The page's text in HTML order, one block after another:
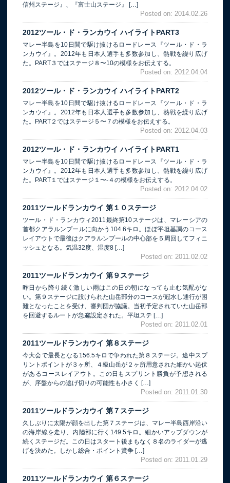
信州ステージ』、『富士山ステージ』 […]
Posted on: 2014.02.26
2012ツール・ド・ランカウイ ハイライトPART3
マレー半島を10日間で駆け抜けるロードレース『ツール・ド・ラ
ンカウイ』。2012年も日本人選手も多数参加し、熱戦を繰り広げ
た。PART３ではステージ８〜10の模様をお伝えする。
Posted on: 2012.04.04
2012ツール・ド・ランカウイ ハイライトPART2
マレー半島を10日間で駆け抜けるロードレース『ツール・ド・ラ
ンカウイ』。2012年も日本人選手も多数参加し、熱戦を繰り広げ
た。PART２ではステージ５〜７の模様をお伝えする。
Posted on: 2012.04.03
2012ツール・ド・ランカウイ ハイライトPART1
マレー半島を10日間で駆け抜けるロードレース『ツール・ド・ラ
ンカウイ』。2012年も日本人選手も多数参加し、熱戦を繰り広げ
た。PART１ではステージ１〜-４の模様をお伝えする。
Posted on: 2012.04.02
2011ツールドランカウイ 第１０ステージ
ツール・ド・ランカウィ2011最終第10ステージは、マレーシアの
首都クアラルンプールに向かう104.6キロ。ほぼ平坦基調のコース
レイアウトで最後はクアラルンプールの中心部を５周回してフィニ
ッシュとなる。気温32度、湿度8 […]
Posted on: 2011.02.02
2011ツールドランカウイ 第９ステージ
昨日から降り続く激しい雨はこの日の朝になっても止む気配がな
い。第９ステージに設けられた山岳部分のコースが冠水し通行が困
難となったことを受け、審判団が協議。当初予定されていた山岳部
を回避するルートが急遽設定された。平坦ステ […]
Posted on: 2011.02.01
2011ツールドランカウイ 第８ステージ
今大会で最長となる156.5キロで争われた第８ステージ。途中スプ
リントポイントが３ヶ所、４級山岳が２ヶ所用意された細かい起伏
があるコースレイアウト。この日もスプリント勝負が予想される
が、序盤からの逃げ切りの可能性も小さく […]
Posted on: 2011.01.30
2011ツールドランカウイ 第７ステージ
久しぶりに太陽が顔を出した第７ステージは、マレー半島西岸沿い
の海岸線を走り、内陸部に行く149.5キロ。細かいアップダウンが
続くステージだ。この日はスタート後まもなく８名のライダーが逃
げを決めた。しかし総合・ポイント賞争 […]
Posted on: 2011.01.29
2011ツールドランカウイ 第６ステージ